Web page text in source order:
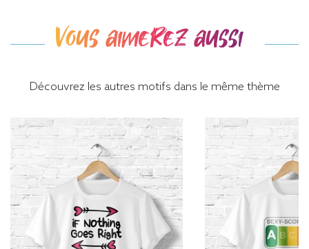
Vous aimerez aussi
Découvrez les autres motifs dans le même thème